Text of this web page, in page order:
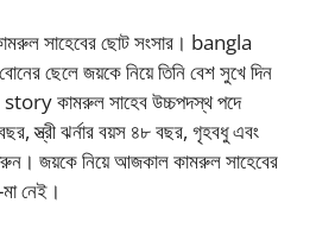
সাহেবের ছোট সংসার। bangla
ছেলে জয়কে নিয়ে তিনি বেশ সুখে দিন
কামরুল সাহেব উচ্চপদস্থ পদে
স্ত্রী ঝর্নার বয়স ৪৮ বছর, গৃহবধু এবং
জয়কে নিয়ে আজকাল কামরুল সাহেবের
নেই।